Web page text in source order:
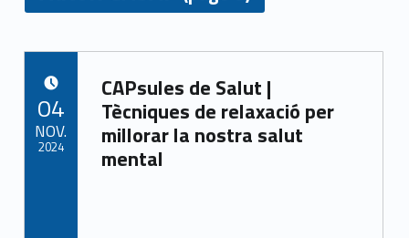
u
t
CAPsules de Salut |
Tècniques de relaxació per
millorar la nostra salut
mental
04
NOV.
2024